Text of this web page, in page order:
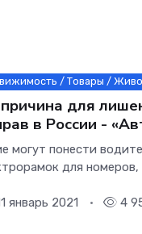
/ Товары /
для
в России -
могут понести
для
январь 2021 4